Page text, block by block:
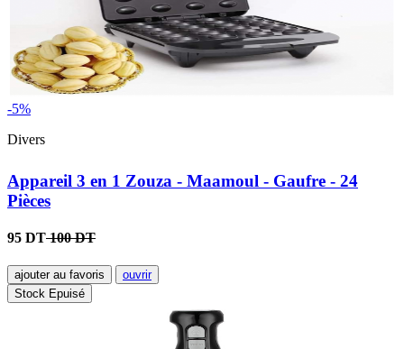
-5%
Divers
Appareil 3 en 1 Zouza - Maamoul - Gaufre - 24
Pièces
95 DT100 DT
ajouter au favoris
ouvrir
Stock Epuisé